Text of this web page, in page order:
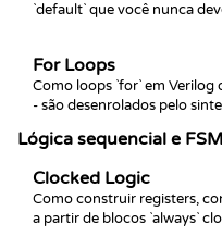
`default` que você nunca
For Loops
Como loops `for` em
- são desenrolados pelo
Lógica sequencial e
Clocked Logic
Como construir registers,
a partir de blocos `always`